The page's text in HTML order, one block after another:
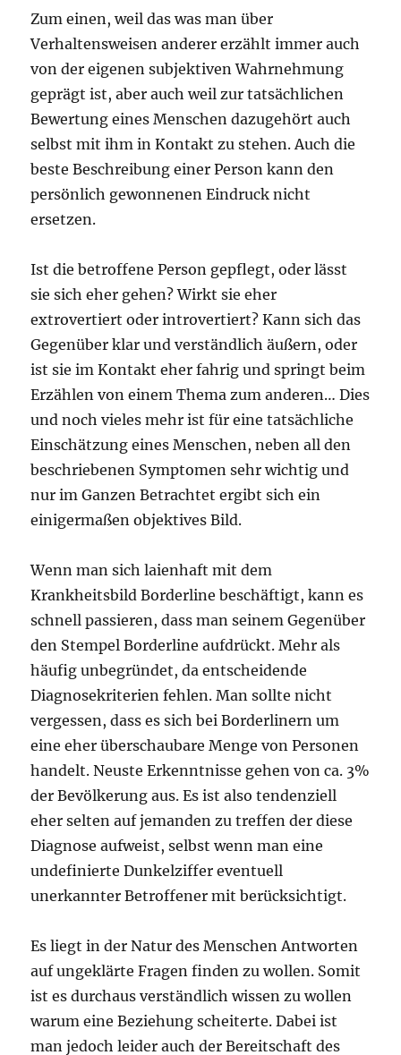
Zum einen, weil das was man über
Verhaltensweisen anderer erzählt immer auch
von der eigenen subjektiven Wahrnehmung
geprägt ist, aber auch weil zur tatsächlichen
Bewertung eines Menschen dazugehört auch
selbst mit ihm in Kontakt zu stehen. Auch die
beste Beschreibung einer Person kann den
persönlich gewonnenen Eindruck nicht
ersetzen.
Ist die betroffene Person gepflegt, oder lässt
sie sich eher gehen? Wirkt sie eher
extrovertiert oder introvertiert? Kann sich das
Gegenüber klar und verständlich äußern, oder
ist sie im Kontakt eher fahrig und springt beim
Erzählen von einem Thema zum anderen… Dies
und noch vieles mehr ist für eine tatsächliche
Einschätzung eines Menschen, neben all den
beschriebenen Symptomen sehr wichtig und
nur im Ganzen Betrachtet ergibt sich ein
einigermaßen objektives Bild.
Wenn man sich laienhaft mit dem
Krankheitsbild Borderline beschäftigt, kann es
schnell passieren, dass man seinem Gegenüber
den Stempel Borderline aufdrückt. Mehr als
häufig unbegründet, da entscheidende
Diagnosekriterien fehlen. Man sollte nicht
vergessen, dass es sich bei Borderlinern um
eine eher überschaubare Menge von Personen
handelt. Neuste Erkenntnisse gehen von ca. 3%
der Bevölkerung aus. Es ist also tendenziell
eher selten auf jemanden zu treffen der diese
Diagnose aufweist, selbst wenn man eine
undefinierte Dunkelziffer eventuell
unerkannter Betroffener mit berücksichtigt.
Es liegt in der Natur des Menschen Antworten
auf ungeklärte Fragen finden zu wollen. Somit
ist es durchaus verständlich wissen zu wollen
warum eine Beziehung scheiterte. Dabei ist
man jedoch leider auch der Bereitschaft des